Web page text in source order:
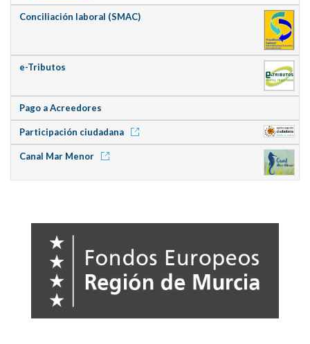
Conciliación laboral (SMAC)
e-Tributos
Pago a Acreedores
Participación ciudadana
Canal Mar Menor